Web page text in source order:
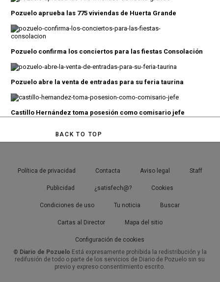
Pozuelo aprueba las 775 viviendas de Huerta Grande
Pozuelo confirma los conciertos para las fiestas Consolación
Pozuelo abre la venta de entradas para su feria taurina
Castillo Hernández toma posesión como comisario jefe
BACK TO TOP
Política de privacidad Contacta Aviso legal Staff
Publicidad ¿satisfech@? Cookies
Condiciones de uso Tu noticia Buscar
Cartas al Director Mapa del sitio
Configuración de cookies
© Diario de Pozuelo Está expresamente prohibida la redistribución y la
redifusión de todo o parte de los servicios de Diario de Pozuelo sin su
previo y expreso consentimiento escrito.